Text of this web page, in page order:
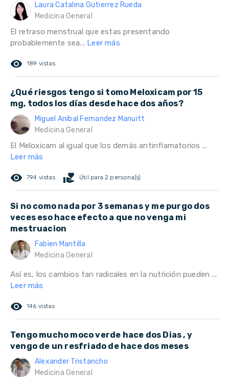
Laura Catalina Gutierrez Rueda
Medicina General
El retraso menstrual que estas presentando
probablemente sea... Leer más
remove_red_eye 189 vistas
¿Qué riesgos tengo si tomo Meloxicam por 15
mg, todos los días desde hace dos años?
Miguel Anibal Fernandez Manuitt
Medicina General
El Meloxicam al igual que los demás antinflamatorios ...
Leer más
remove_red_eye 794 vistas volunteer_activism Útil para 2 persona(s)
Si no como nada por 3 semanas y me purgo dos
veces eso hace efecto a que no venga mi
mestruacion
Fabien Mantilla
Medicina General
Así es, los cambios tan radicales en la nutrición pueden ...
Leer más
remove_red_eye 146 vistas
Tengo mucho moco verde hace dos Dias , y
vengo de un resfriado de hace dos meses
Alexander Tristancho
Medicina General